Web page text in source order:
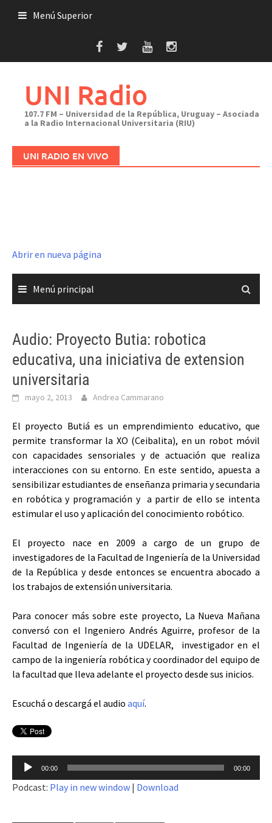
Menú Superior
UNI Radio
107.7 FM – Universidad de la República, Uruguay – Asociada
a la Radio Internacional Universitaria (RIU)
UNI RADIO EN VIVO
Abrir en nueva página
Menú principal
Audio: Proyecto Butia: robotica
educativa, una iniciativa de extension
universitaria
mayo 2, 2013 Andrea Cammarano
El proyecto Butiá es un emprendimiento educativo, que
permite transformar la XO (Ceibalita), en un robot móvil
con capacidades sensoriales y de actuación que realiza
interacciones con su entorno. En este sentido, apuesta a
sensibilizar estudiantes de enseñanza primaria y secundaria
en robótica y programación y a partir de ello se intenta
estimular el uso y aplicación del conocimiento robótico.
El proyecto nace en 2009 a cargo de un grupo de
investigadores de la Facultad de Ingeniería de la Universidad
de la República y desde entonces se encuentra abocado a
los trabajos de extensión universitaria.
Para conocer más sobre este proyecto, La Nueva Mañana
conversó con el Ingeniero Andrés Aguirre, profesor de la
Facultad de Ingeniería de la UDELAR, investigador en el
campo de la ingeniería robótica y coordinador del equipo de
la facultad que lleva adelante el proyecto desde sus inicios.
Escuchá o descargá el audio aquí.
Reproductor
de
audio
00:00 00:00
Podcast: Play in new window | Download